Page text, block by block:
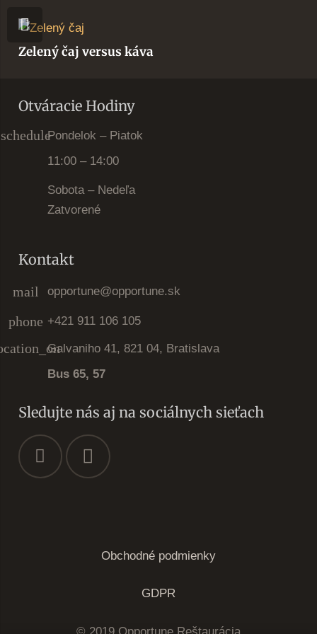
Zelený čaj versus káva
Otváracie Hodiny
schedulePondelok – Piatok
11:00 – 14:00
Sobota – Nedeľa
Zatvorené
Kontakt
mail opportune@opportune.sk
phone +421 911 106 105
Galvaniho 41, 821 04, Bratislava
Bus 65, 57
Sledujte nás aj na sociálnych sieťach
Obchodné podmienky
GDPR